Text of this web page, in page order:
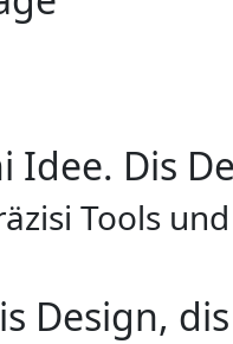
Idee. Dis
Tools
Design,